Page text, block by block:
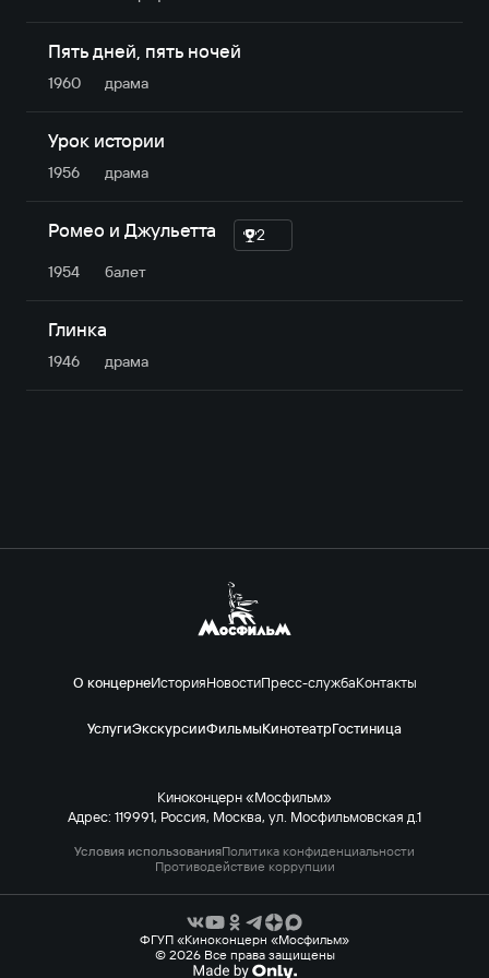
Пять дней, пять ночей
1960 драма
Урок истории
1956 драма
Ромео и Джульетта
2
1954
балет
Глинка
1946 драма
О концернеИсторияНовостиПресс-службаКонтакты
УслугиЭкскурсииФильмыКинотеатрГостиница
Киноконцерн «Мосфильм»
Адрес: 119991, Россия, Москва, ул. Мосфильмовская д.1
Условия использованияПолитика конфиденциальности
Противодействие коррупции
ФГУП «Киноконцерн «Мосфильм»
© 2026 Все права защищены